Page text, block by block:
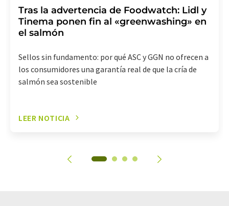
Tras la advertencia de Foodwatch: Lidl y
Tinema ponen fin al «greenwashing» en
el salmón
Sellos sin fundamento: por qué ASC y GGN no ofrecen a
los consumidores una garantía real de que la cría de
salmón sea sostenible
LEER NOTICIA